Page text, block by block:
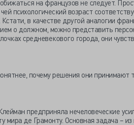
на французов не следует.
психологический возраст
в качестве другой аналогии
о должном, можно представить
средневекового города, они
почему решения они принимают
предприняла нечеловеческие
мира де Грамонту. Основная задача –